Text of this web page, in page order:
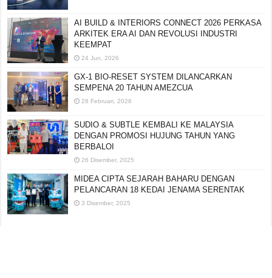
AI BUILD & INTERIORS CONNECT 2026 PERKASA
ARKITEK ERA AI DAN REVOLUSI INDUSTRI
KEEMPAT
24 Jun, 2026
GX-1 BIO-RESET SYSTEM DILANCARKAN
SEMPENA 20 TAHUN AMEZCUA
28 Februari, 2026
SUDIO & SUBTLE KEMBALI KE MALAYSIA
DENGAN PROMOSI HUJUNG TAHUN YANG
BERBALOI
26 Disember, 2025
MIDEA CIPTA SEJARAH BAHARU DENGAN
PELANCARAN 18 KEDAI JENAMA SERENTAK
3 Disember, 2025